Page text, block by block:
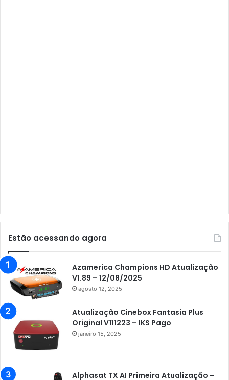
Audisat K10 Urus
Audisat K30 Aventador
Azamerica
Azamerica Beats
Azamerica Champions
Azamerica Champions IPTV
Azamerica F92 Plus
Estão acessando agora
Azamerica Champions HD Atualização
V1.89 – 12/08/2025
agosto 12, 2025
Atualização Cinebox Fantasia Plus
Original V111223 – IKS Pago
janeiro 15, 2025
Alphasat TX AI Primeira Atualização –